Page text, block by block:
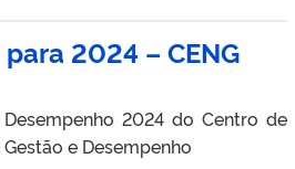
2024 – CENG
2024 do Centro de
Gestão e Desempenho